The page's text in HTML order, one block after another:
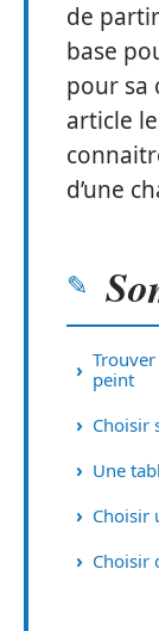
de
base
pour sa
article
d’une
peint
Choisir
Une
Choisir
Choisir